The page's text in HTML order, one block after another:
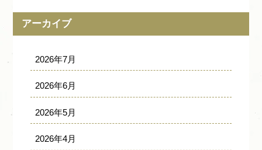
アーカイブ
2026年7月
2026年6月
2026年5月
2026年4月